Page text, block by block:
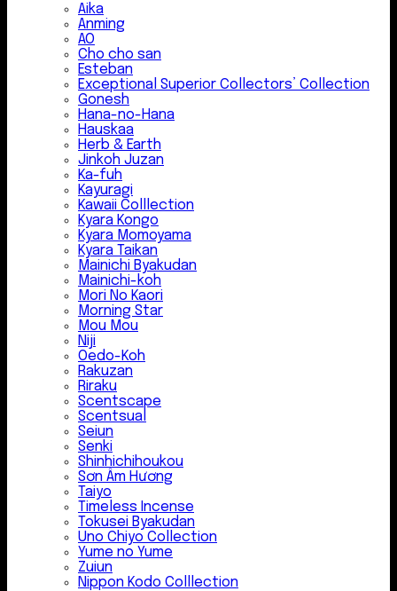
Aika
Anming
AO
Cho cho san
Esteban
Exceptional Superior Collectors’ Collection
Gonesh
Hana-no-Hana
Hauskaa
Herb & Earth
Jinkoh Juzan
Ka-fuh
Kayuragi
Kawaii Colllection
Kyara Kongo
Kyara Momoyama
Kyara Taikan
Mainichi Byakudan
Mainichi-koh
Mori No Kaori
Morning Star
Mou Mou
Niji
Oedo-Koh
Rakuzan
Riraku
Scentscape
Scentsual
Seiun
Senki
Shinhichihoukou
Sơn Âm Hương
Taiyo
Timeless Incense
Tokusei Byakudan
Uno Chiyo Collection
Yume no Yume
Zuiun
Nippon Kodo Colllection